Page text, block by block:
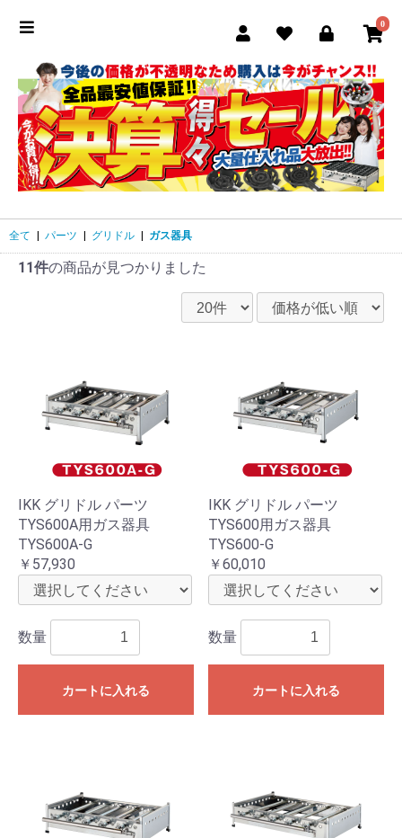
0
全て パーツ グリドル ガス器具
11件の商品が見つかりました
IKK グリドル パーツ
TYS600A用ガス器具
TYS600A-G
￥57,930
数量
カートに入れる
IKK グリドル パーツ
TYS600用ガス器具
TYS600-G
￥60,010
数量
カートに入れる